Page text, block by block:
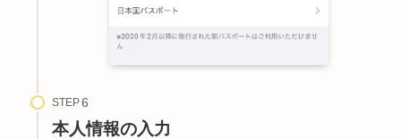
STEP
本人情報の入力